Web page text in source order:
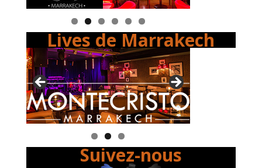
Lives de Marrakech
Suivez-nous